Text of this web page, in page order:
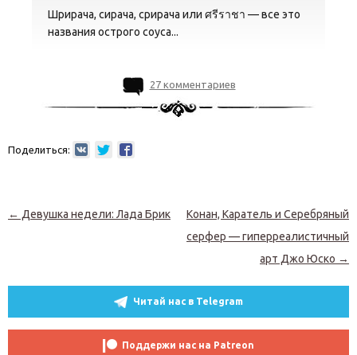
Шрирача, сирача, срирача или ศรีราชา — все это
названия острого соуса...
27 комментариев
Поделиться:
Навигация по записям
← Девушка недели: Лада Брик
Конан, Каратель и Серебряный
серфер — гиперреалистичный
арт Джо Юско →
Читай нас в Telegram
Поддержи нас на Patreon